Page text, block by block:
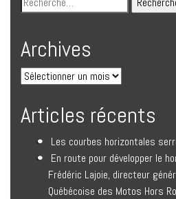
Archives
Articles récents
Les courbes horizontales
En route pour développer le
Frédéric Lajoie, directeur
Québécoise des Motos Hors